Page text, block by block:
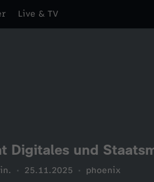
Live & TV
Digitales und
25.11.2025 phoenix